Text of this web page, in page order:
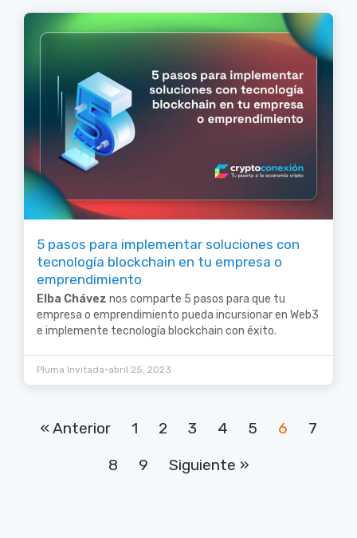
5 pasos para implementar soluciones con
tecnología blockchain en tu empresa o
emprendimiento
Elba Chávez nos comparte 5 pasos para que tu
empresa o emprendimiento pueda incursionar en Web3
e implemente tecnología blockchain con éxito.
Pluma Invitada•abril 25, 2023
« Anterior 1 2 3 4 5 6
7
8
9 Siguiente »